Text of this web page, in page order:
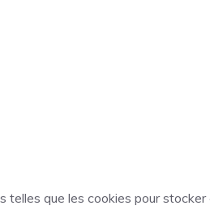
telles que les cookies pour